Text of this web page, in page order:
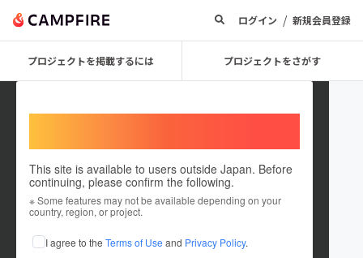
ログイン / 新規会員登録
プロジェクトを掲載するには プロジェクトをさがす
This site is available to users outside Japan. Before
continuing, please confirm the following.
※ Some features may not be available depending on your
country, region, or project.
I agree to the Terms of Use and Privacy Policy.
leoumezu0322
これまでに1回支援して1件のプロジェクトを投稿しています